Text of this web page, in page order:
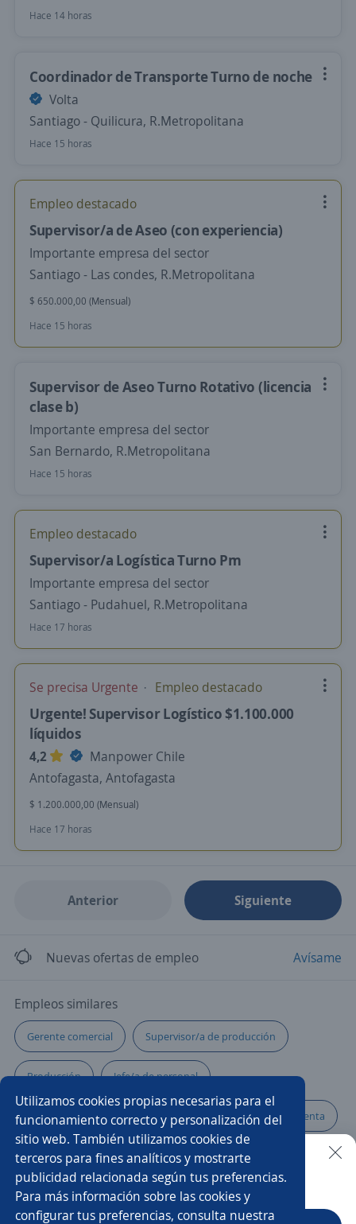
Utilizamos cookies propias necesarias para el
funcionamiento correcto y personalización del
sitio web. También utilizamos cookies de
terceros para fines analíticos y mostrarte
publicidad relacionada según tus preferencias.
Para más información sobre las cookies y
configurar tus preferencias, consulta nuestra
Hace 14 horas
Coordinador de Transporte Turno de noche
Volta
Santiago - Quilicura, R.Metropolitana
Hace 15 horas
Empleo destacado
Supervisor/a de Aseo (con experiencia)
Importante empresa del sector
Santiago - Las condes, R.Metropolitana
$ 650.000,00 (Mensual)
Hace 15 horas
Supervisor de Aseo Turno Rotativo (licencia
clase b)
Importante empresa del sector
San Bernardo, R.Metropolitana
Hace 15 horas
Empleo destacado
Supervisor/a Logística Turno Pm
Importante empresa del sector
Santiago - Pudahuel, R.Metropolitana
Hace 17 horas
Se precisa Urgente Empleo destacado
Urgente! Supervisor Logístico $1.100.000
líquidos
4,2
Manpower Chile
Antofagasta, Antofagasta
$ 1.200.000,00 (Mensual)
Hace 17 horas
Anterior Siguiente
Nuevas ofertas de empleo Avísame
Empleos similares
Gerente comercial Supervisor/a de producción
Producción Jefe/a de personal
Supervisor/a eléctrico Asesor/a comercial punto de venta
Vendedor/a en terreno Gerente de mantenimiento
Operador/a cajero Ejecutivo/a de venta
Buscar es más fácil en la app